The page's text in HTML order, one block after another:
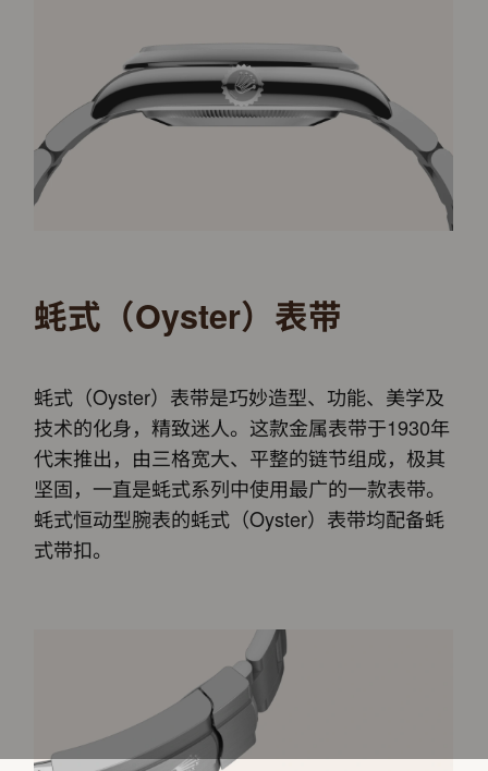
蚝式（Oyster）表带
蚝式（Oyster）表带是巧妙造型、功能、美学及
技术的化身，精致迷人。这款金属表带于1930年
代末推出，由三格宽大、平整的链节组成，极其
坚固，一直是蚝式系列中使用最广的一款表带。
蚝式恒动型腕表的蚝式（Oyster）表带均配备蚝
式带扣。